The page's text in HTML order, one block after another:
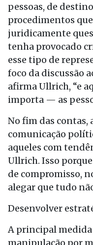
pessoas, de
procedimentos
juridicamente
tenha provocado
esse tipo de
foco da discussão
afirma Ullrich, “e
importa — as
No fim das contas,
comunicação
aqueles com
Ullrich. Isso
de compromisso,
alegar que tudo
Desenvolver
A principal medida